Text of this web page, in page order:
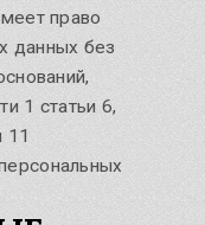
право
данных без
1 статьи 6,
11